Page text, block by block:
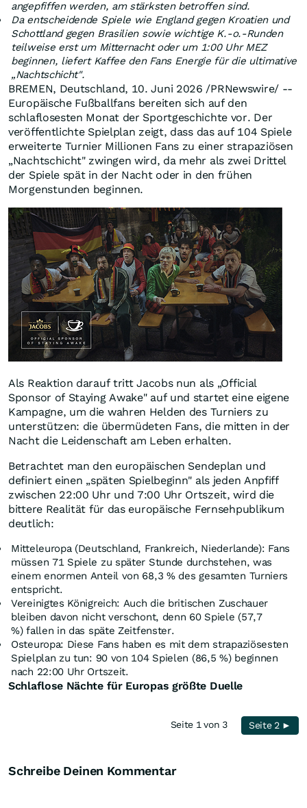
angepfiffen werden, am stärksten betroffen sind.
Da entscheidende Spiele wie England gegen Kroatien und
Schottland gegen Brasilien sowie wichtige K.-o.-Runden
teilweise erst um Mitternacht oder um 1:00 Uhr MEZ
beginnen, liefert Kaffee den Fans Energie für die ultimative
„Nachtschicht".
BREMEN, Deutschland, 10. Juni 2026 /PRNewswire/ --
Europäische Fußballfans bereiten sich auf den
schlaflosesten Monat der Sportgeschichte vor. Der
veröffentlichte Spielplan zeigt, dass das auf 104 Spiele
erweiterte Turnier Millionen Fans zu einer strapaziösen
„Nachtschicht" zwingen wird, da mehr als zwei Drittel
der Spiele spät in der Nacht oder in den frühen
Morgenstunden beginnen.
Als Reaktion darauf tritt Jacobs nun als „Official
Sponsor of Staying Awake" auf und startet eine eigene
Kampagne, um die wahren Helden des Turniers zu
unterstützen: die übermüdeten Fans, die mitten in der
Nacht die Leidenschaft am Leben erhalten.
Betrachtet man den europäischen Sendeplan und
definiert einen „späten Spielbeginn" als jeden Anpfiff
zwischen 22:00 Uhr und 7:00 Uhr Ortszeit, wird die
bittere Realität für das europäische Fernsehpublikum
deutlich:
Mitteleuropa (Deutschland, Frankreich, Niederlande): Fans
müssen 71 Spiele zu später Stunde durchstehen, was
einem enormen Anteil von 68,3 % des gesamten Turniers
entspricht.
Vereinigtes Königreich: Auch die britischen Zuschauer
bleiben davon nicht verschont, denn 60 Spiele (57,7
%) fallen in das späte Zeitfenster.
Osteuropa: Diese Fans haben es mit dem strapaziösesten
Spielplan zu tun: 90 von 104 Spielen (86,5 %) beginnen
nach 22:00 Uhr Ortszeit.
Schlaflose Nächte für Europas größte Duelle
Seite 1 von 3 Seite 2 ►
Schreibe Deinen Kommentar